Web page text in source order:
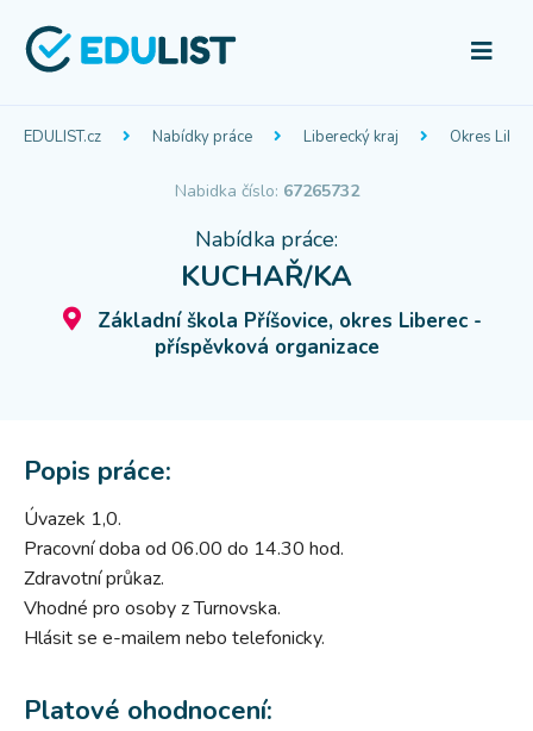
EDULIST.cz Nabídky práce Liberecký kraj Okres
Nabidka číslo: 67265732
Nabídka práce:
KUCHAŘ/KA
Základní škola Příšovice, okres Liberec -
příspěvková organizace
Popis práce:
Úvazek 1,0.
Pracovní doba od 06.00 do 14.30 hod.
Zdravotní průkaz.
Vhodné pro osoby z Turnovska.
Hlásit se e-mailem nebo telefonicky.
Platové ohodnocení: